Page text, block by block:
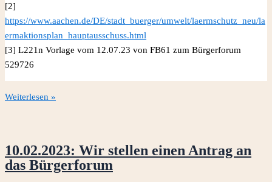
[2]
https://www.aachen.de/DE/stadt_buerger/umwelt/laermschutz_neu/la
ermaktionsplan_hauptausschuss.html
[3] L221n Vorlage vom 12.07.23 von FB61 zum Bürgerforum
529726
Wichtig!
L221n
am
Weiterlesen »
10.02.2023: Wir stellen einen Antrag an
das Bürgerforum